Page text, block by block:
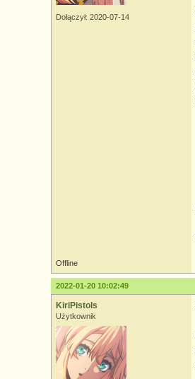
Dołączył: 2020-07-14
Offline
2022-01-20 10:02:49
KiriPistols
Użytkownik